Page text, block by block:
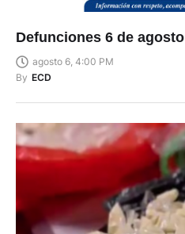
Defunciones 6 de agosto
agosto 6, 4:00 PM
By ECD